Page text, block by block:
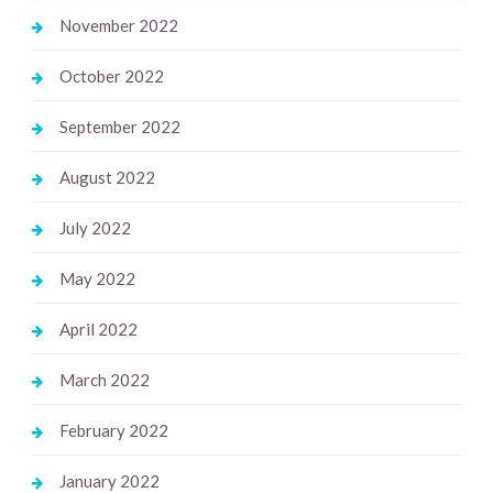
November 2022
October 2022
September 2022
August 2022
July 2022
May 2022
April 2022
March 2022
February 2022
January 2022